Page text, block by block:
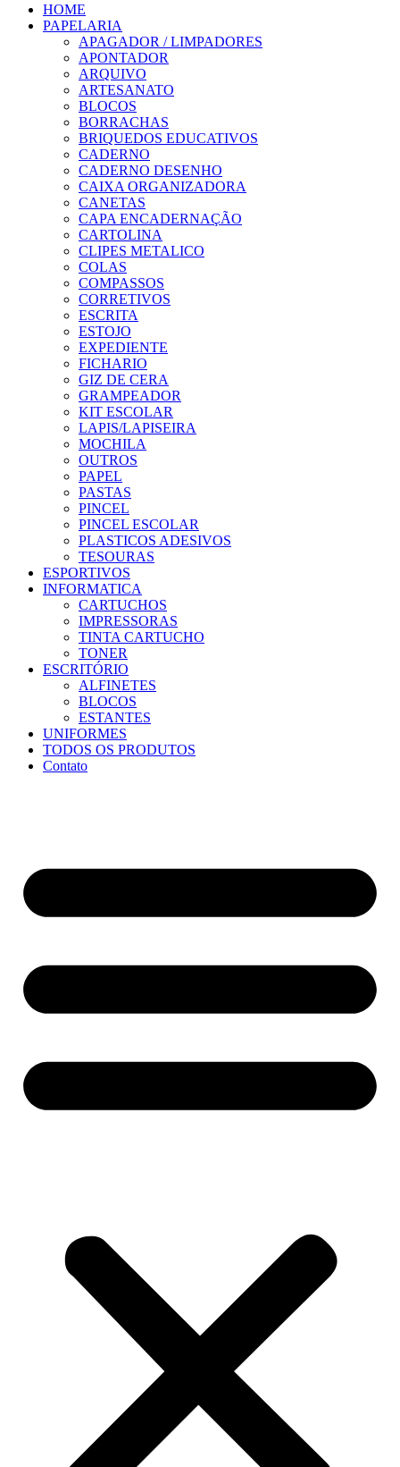
HOME
PAPELARIA
APAGADOR / LIMPADORES
APONTADOR
ARQUIVO
ARTESANATO
BLOCOS
BORRACHAS
BRIQUEDOS EDUCATIVOS
CADERNO
CADERNO DESENHO
CAIXA ORGANIZADORA
CANETAS
CAPA ENCADERNAÇÃO
CARTOLINA
CLIPES METALICO
COLAS
COMPASSOS
CORRETIVOS
ESCRITA
ESTOJO
EXPEDIENTE
FICHARIO
GIZ DE CERA
GRAMPEADOR
KIT ESCOLAR
LAPIS/LAPISEIRA
MOCHILA
OUTROS
PAPEL
PASTAS
PINCEL
PINCEL ESCOLAR
PLASTICOS ADESIVOS
TESOURAS
ESPORTIVOS
INFORMATICA
CARTUCHOS
IMPRESSORAS
TINTA CARTUCHO
TONER
ESCRITÓRIO
ALFINETES
BLOCOS
ESTANTES
UNIFORMES
TODOS OS PRODUTOS
Contato